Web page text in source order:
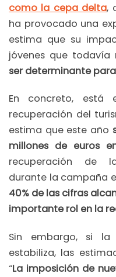
como la cepa delta,
ha provocado una
estima que su
jóvenes que todavía
ser determinante
En concreto, está
recuperación del
estima que este año
millones de euros
recuperación de
durante la campaña
40% de las cifras
importante rol en la
Sin embargo, si
estabiliza, las
“La imposición de